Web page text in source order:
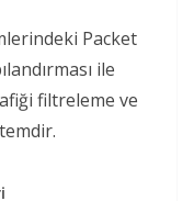
Packet
ile
filtreleme ve